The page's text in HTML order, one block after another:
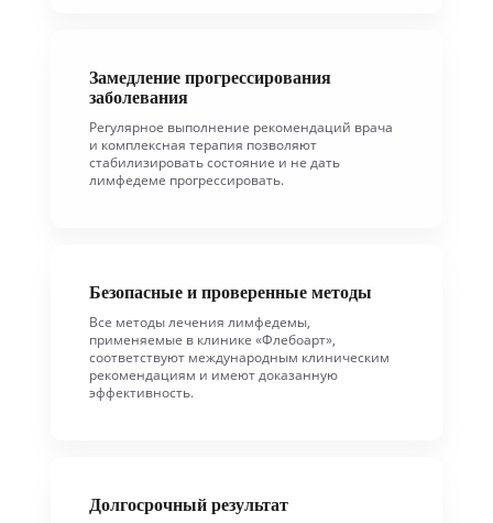
Замедление прогрессирования
заболевания
Регулярное выполнение рекомендаций врача
и комплексная терапия позволяют
стабилизировать состояние и не дать
лимфедеме прогрессировать.
Безопасные и проверенные методы
Все методы лечения лимфедемы,
применяемые в клинике «Флебоарт»,
соответствуют международным клиническим
рекомендациям и имеют доказанную
эффективность.
Долгосрочный результат